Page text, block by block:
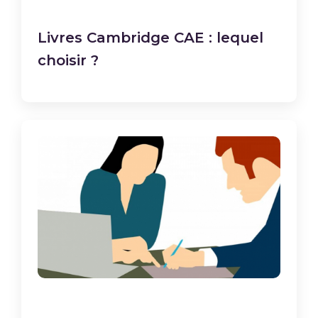
Livres Cambridge CAE : lequel
choisir ?